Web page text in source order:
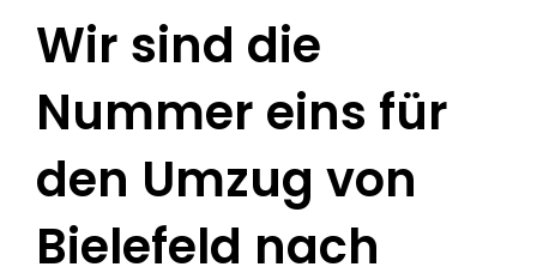
Wir sind die
Nummer eins für
den Umzug von
Bielefeld nach